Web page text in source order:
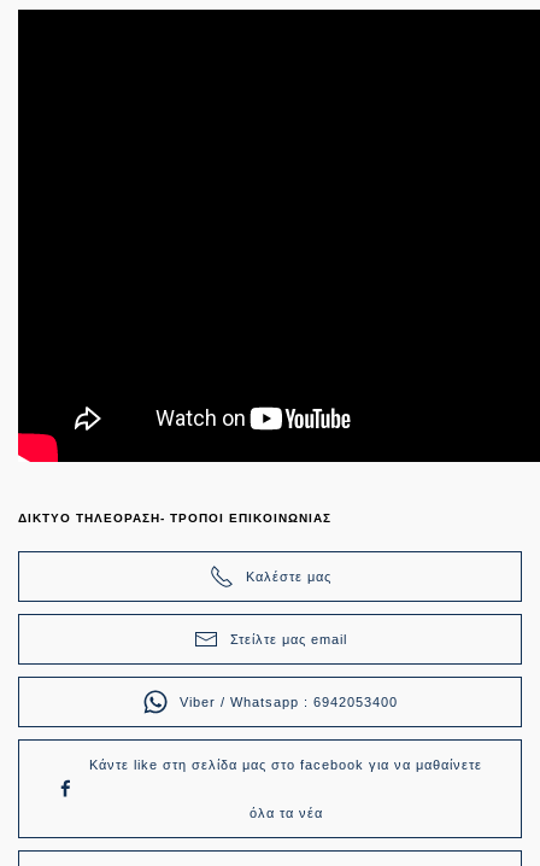
ΔΙΚΤΥΟ ΤΗΛΕΟΡΑΣΗ- ΤΡΟΠΟΙ ΕΠΙΚΟΙΝΩΝΙΑΣ
Καλέστε μας
Στείλτε μας email
Viber / Whatsapp : 6942053400
Κάντε like στη σελίδα μας στο facebook για να μαθαίνετε
όλα τα νέα